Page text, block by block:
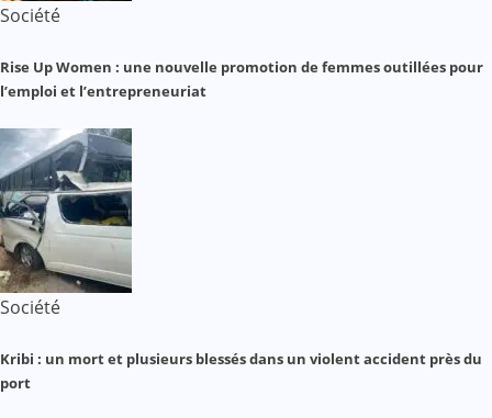
Société
Rise Up Women : une nouvelle promotion de femmes outillées pour
l’emploi et l’entrepreneuriat
Société
Kribi : un mort et plusieurs blessés dans un violent accident près du
port